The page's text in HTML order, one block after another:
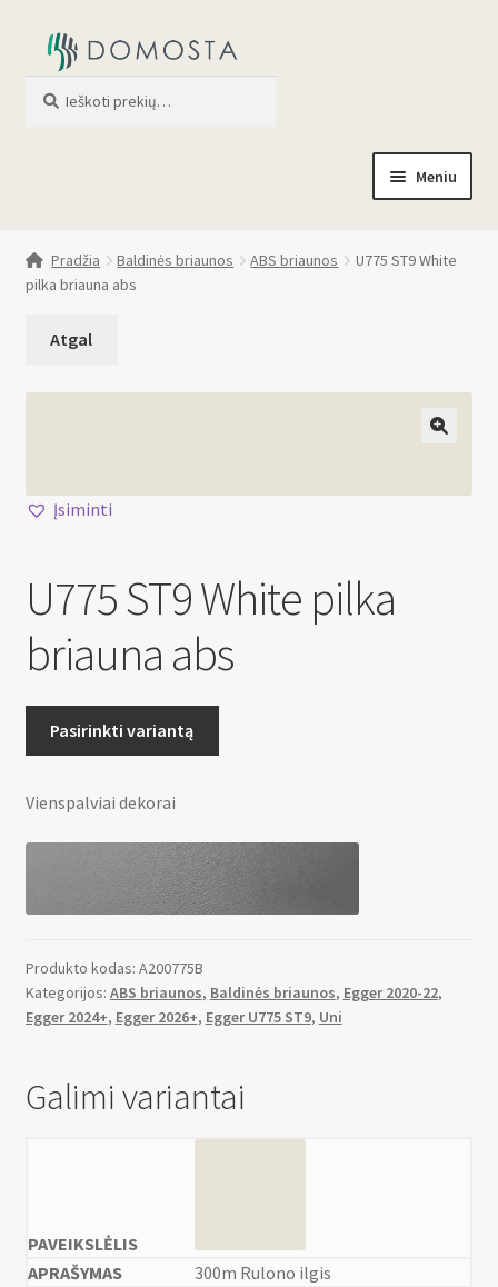
Meniu
Parduotuvė
Apie mus
Pradžia Baldinės briaunos ABS briaunos
U775 ST9 White
pilka briauna abs
Įsiminti
U775 ST9 White pilka
briauna abs
Pasirinkti variantą
Vienspalviai dekorai
Produkto kodas: A200775B
Kategorijos: ABS briaunos, Baldinės briaunos, Egger 2020-22,
Egger 2024+, Egger 2026+, Egger U775 ST9, Uni
Galimi variantai
300m Rulono ilgis